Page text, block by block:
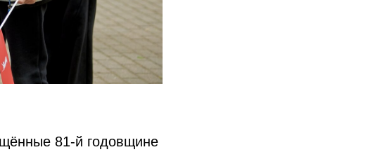
81‑й годовщине